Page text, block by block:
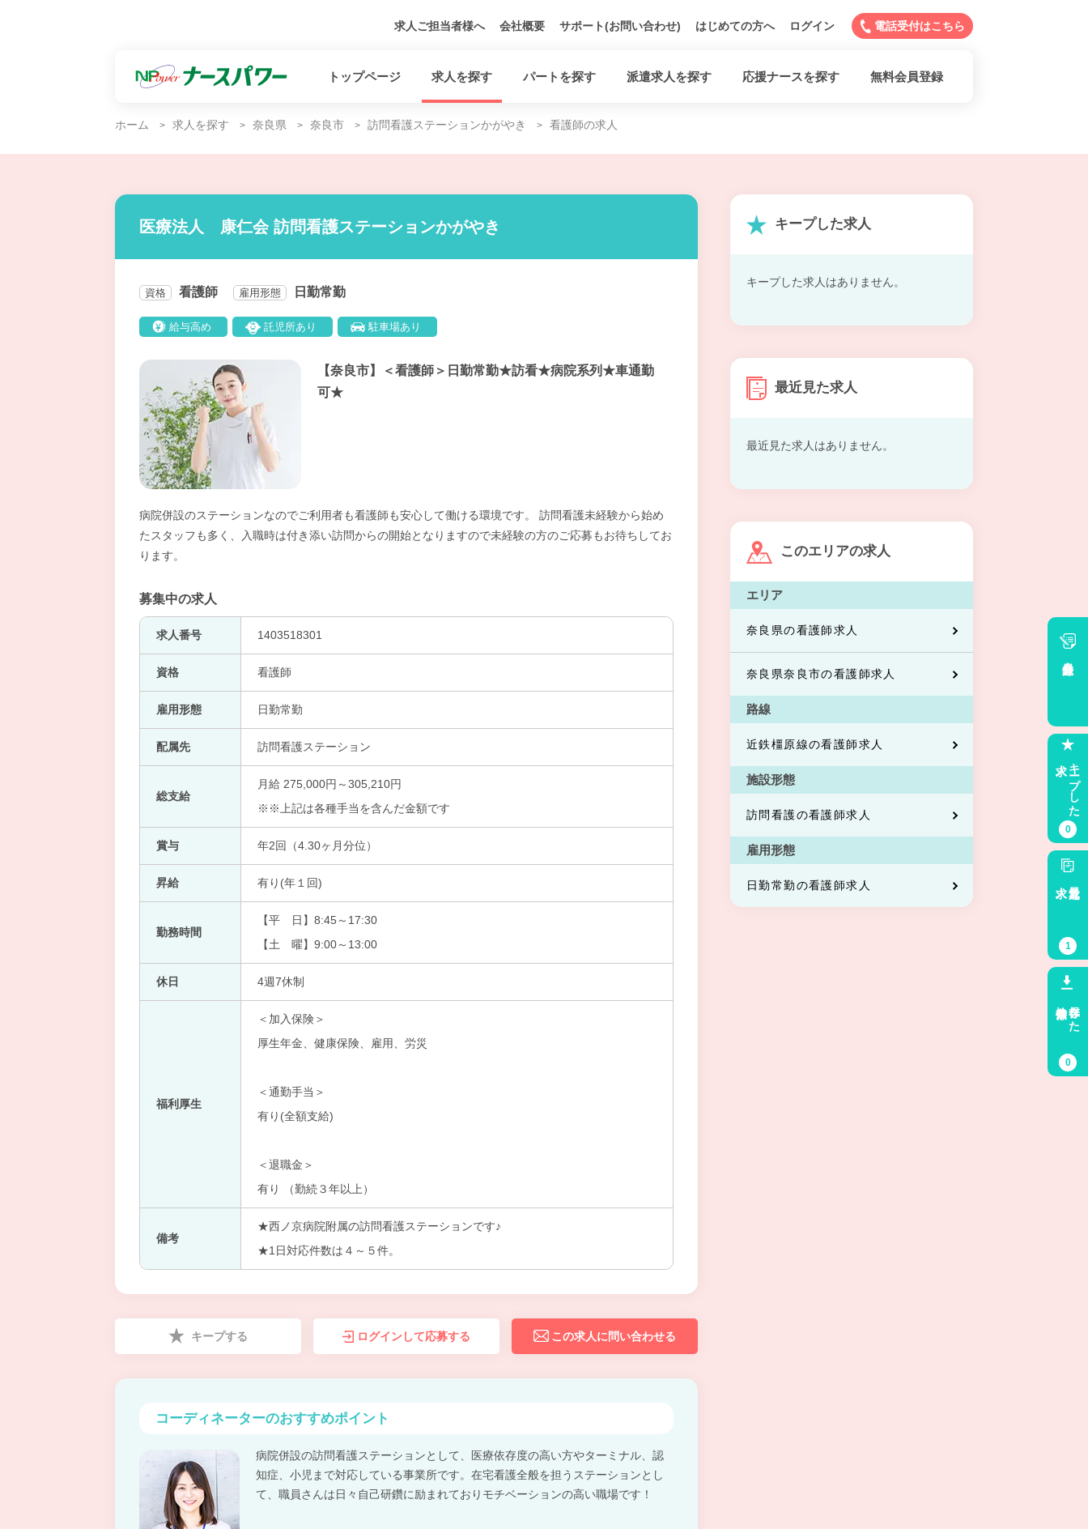
求人ご担当者様へ 会社概要 サポート(お問い合わせ) はじめての方へ ログイン 電話受付はこちら
トップページ 求人を探す パートを探す 派遣求人を探す 応援ナースを探す 無料会員登録
ホーム 求人を探す 奈良県 奈良市 訪問看護ステーションかがやき 看護師の求人
医療法人 康仁会 訪問看護ステーションかがやき
資格 看護師 雇用形態 日勤常勤
給与高め 託児所あり 駐車場あり
【奈良市】＜看護師＞日勤常勤★訪看★病院系列★車通勤
可★
病院併設のステーションなのでご利用者も看護師も安心して働ける環境です。 訪問看護未経験から始め
たスタッフも多く、入職時は付き添い訪問からの開始となりますので未経験の方のご応募もお待ちしてお
ります。
募集中の求人
求人番号 1403518301
資格 看護師
雇用形態 日勤常勤
配属先 訪問看護ステーション
総支給
月給 275,000円～305,210円
※※上記は各種手当を含んだ金額です
賞与 年2回（4.30ヶ月分位）
昇給 有り(年１回)
勤務時間
【平 日】8:45～17:30
【土 曜】9:00～13:00
休日 4週7休制
福利厚生
＜加入保険＞
厚生年金、健康保険、雇用、労災
＜通勤手当＞
有り(全額支給)
＜退職金＞
有り （勤続３年以上）
備考
★西ノ京病院附属の訪問看護ステーションです♪
★1日対応件数は４～５件。
キープする ログインして応募する この求人に問い合わせる
コーディネーターのおすすめポイント
病院併設の訪問看護ステーションとして、医療依存度の高い方やターミナル、認
知症、小児まで対応している事業所です。在宅看護全般を担うステーションとし
て、職員さんは日々自己研鑽に励まれておりモチベーションの高い職場です！
キープした求人
キープした求人はありません。
最近見た求人
最近見た求人はありません。
このエリアの求人
エリア
奈良県の看護師求人
奈良県奈良市の看護師求人
路線
近鉄橿原線の看護師求人
施設形態
訪問看護の看護師求人
雇用形態
日勤常勤の看護師求人
キープした
0
最近見た
1
保存した
0